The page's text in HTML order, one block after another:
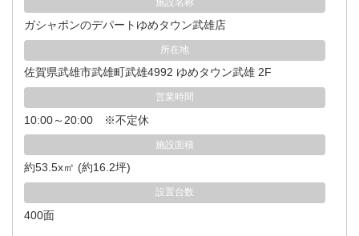
ガシャポンのデパートゆめタウン武雄店
所在地
佐賀県武雄市武雄町武雄4992 ゆめタウン武雄 2F
営業時間
10:00～20:00 ※不定休
施設面積
約53.5x㎡ (約16.2坪)
設置台数
400面